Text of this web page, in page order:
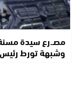
مصـ.رع سيدة
وشبهة تورط